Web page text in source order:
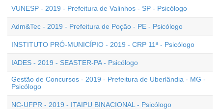
VUNESP - 2019 - Prefeitura de Valinhos - SP - Psicólogo
Adm&Tec - 2019 - Prefeitura de Poção - PE - Psicólogo
INSTITUTO PRÓ-MUNICÍPIO - 2019 - CRP 11ª - Psicólogo
IADES - 2019 - SEASTER-PA - Psicólogo
Gestão de Concursos - 2019 - Prefeitura de Uberlândia - MG -
Psicólogo
NC-UFPR - 2019 - ITAIPU BINACIONAL - Psicólogo